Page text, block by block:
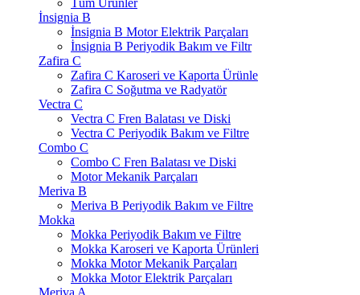
Tüm Ürünler
İnsignia B
İnsignia B Motor Elektrik Parçaları
İnsignia B Periyodik Bakım ve Filtr
Zafira C
Zafira C Karoseri ve Kaporta Ürünle
Zafira C Soğutma ve Radyatör
Vectra C
Vectra C Fren Balatası ve Diski
Vectra C Periyodik Bakım ve Filtre
Combo C
Combo C Fren Balatası ve Diski
Motor Mekanik Parçaları
Meriva B
Meriva B Periyodik Bakım ve Filtre
Mokka
Mokka Periyodik Bakım ve Filtre
Mokka Karoseri ve Kaporta Ürünleri
Mokka Motor Mekanik Parçaları
Mokka Motor Elektrik Parçaları
Meriva A